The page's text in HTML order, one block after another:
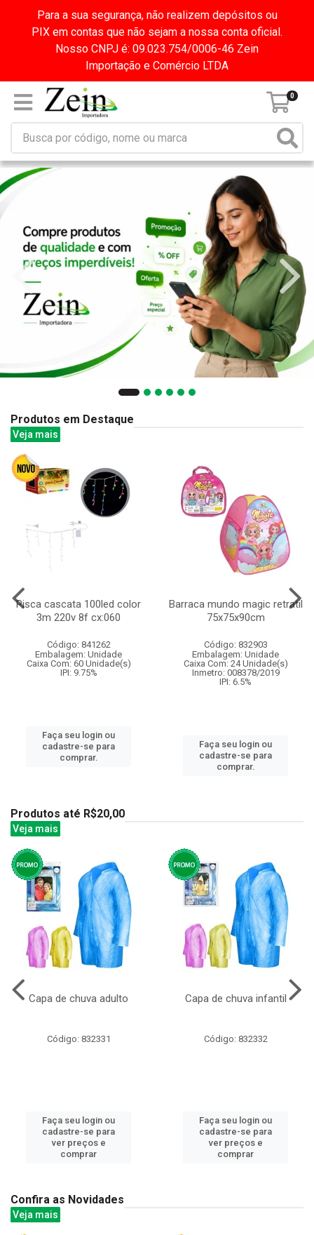
Para a sua segurança, não realizem depósitos ou
PIX em contas que não sejam a nossa conta oficial.
Nosso CNPJ é: 09.023.754/0006-46 Zein
Importação e Comércio LTDA
0
Produtos em Destaque
Veja mais
Pisca cascata 100led color
3m 220v 8f cx:060
Código: 841262
Embalagem: Unidade
Caixa Com: 60 Unidade(s)
IPI: 9.75%
Faça seu login ou
cadastre-se para
comprar.
Barraca mundo magic retratil
75x75x90cm
Código: 832903
Embalagem: Unidade
Caixa Com: 24 Unidade(s)
Inmetro: 008378/2019
IPI: 6.5%
Faça seu login ou
cadastre-se para
comprar.
Produtos até R$20,00
Veja mais
Capa de chuva adulto
Código: 832331
Faça seu login ou
cadastre-se para
ver preços e
comprar
Capa de chuva infantil
Código: 832332
Faça seu login ou
cadastre-se para
ver preços e
comprar
Confira as Novidades
Veja mais